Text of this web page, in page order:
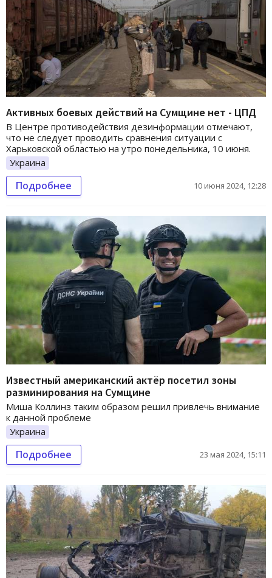
Активных боевых действий на Сумщине нет - ЦПД
В Центре противодействия дезинформации отмечают,
что не следует проводить сравнения ситуации с
Харьковской областью на утро понедельника, 10 июня.
Украина
Подробнее 10 июня 2024, 12:28
Известный американский актёр посетил зоны
разминирования на Сумщине
Миша Коллинз таким образом решил привлечь внимание
к данной проблеме
Украина
Подробнее 23 мая 2024, 15:11